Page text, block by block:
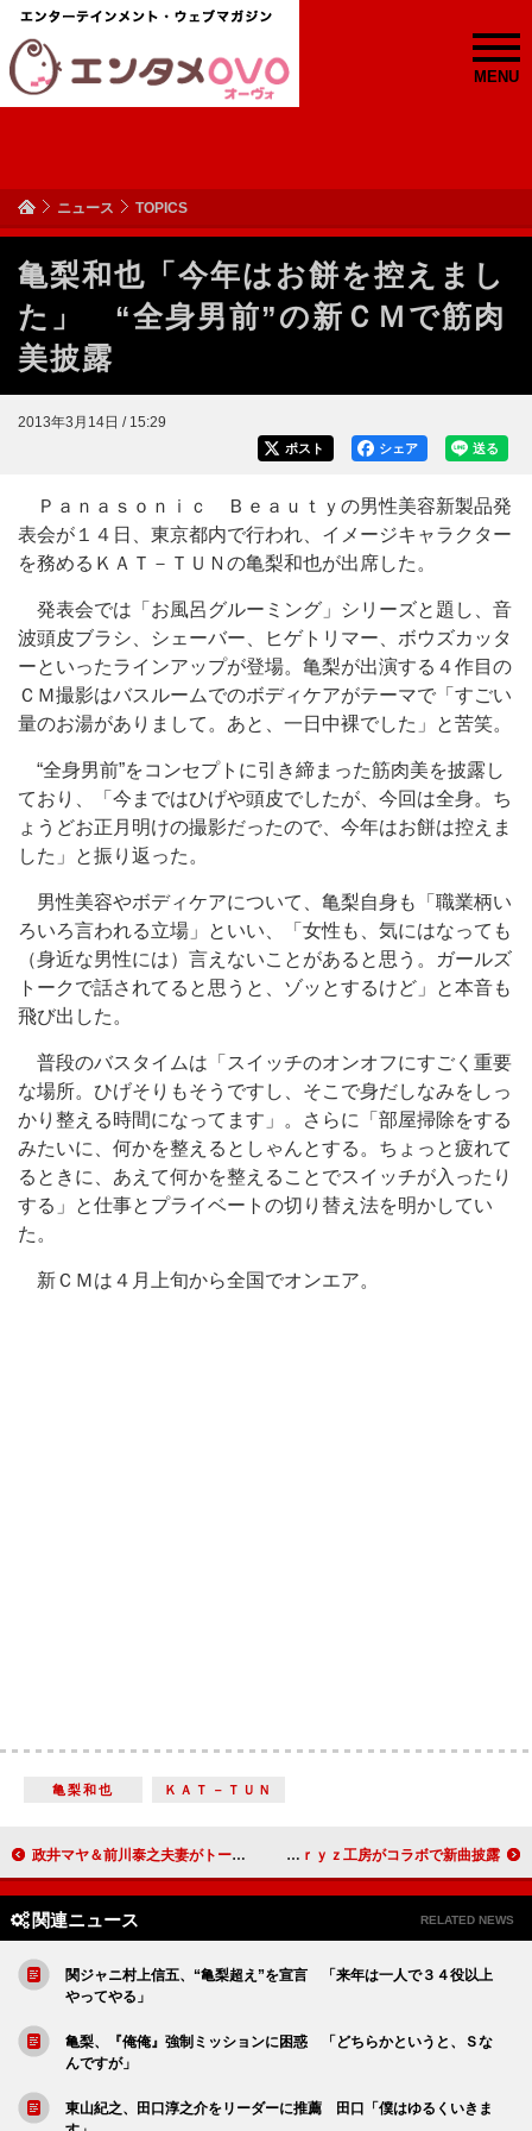
MENU
ニュース TOPICS
亀梨和也「今年はお餅を控えまし
た」 “全身男前”の新ＣＭで筋肉
美披露
2013年3月14日 / 15:29
送る
シェア
ポスト
Ｐａｎａｓｏｎｉｃ Ｂｅａｕｔｙの男性美容新製品発
表会が１４日、東京都内で行われ、イメージキャラクター
を務めるＫＡＴ－ＴＵＮの亀梨和也が出席した。
発表会では「お風呂グルーミング」シリーズと題し、音
波頭皮ブラシ、シェーバー、ヒゲトリマー、ボウズカッタ
ーといったラインアップが登場。亀梨が出演する４作目の
ＣＭ撮影はバスルームでのボディケアがテーマで「すごい
量のお湯がありまして。あと、一日中裸でした」と苦笑。
“全身男前”をコンセプトに引き締まった筋肉美を披露し
ており、「今まではひげや頭皮でしたが、今回は全身。ち
ょうどお正月明けの撮影だったので、今年はお餅は控えま
した」と振り返った。
男性美容やボディケアについて、亀梨自身も「職業柄い
ろいろ言われる立場」といい、「女性も、気にはなっても
（身近な男性には）言えないことがあると思う。ガールズ
トークで話されてると思うと、ゾッとするけど」と本音も
飛び出した。
普段のバスタイムは「スイッチのオンオフにすごく重要
な場所。ひげそりもそうですし、そこで身だしなみをしっ
かり整える時間になってます」。さらに「部屋掃除をする
みたいに、何かを整えるとしゃんとする。ちょっと疲れて
るときに、あえて何かを整えることでスイッチが入ったり
する」と仕事とプライベートの切り替え法を明かしてい
た。
新ＣＭは４月上旬から全国でオンエア。
亀梨和也 ＫＡＴ－ＴＵＮ
政井マヤ＆前川泰之夫妻がトークショー 前川、「妻はかなり抜けたところがある」 ももち、プリキュアにライバル心 Ｂｅｒｒｙｚ工房がコラボで新曲披露
関連ニュース RELATED NEWS
関ジャニ村上信五、“亀梨超え”を宣言 「来年は一人で３４役以上
やってやる」
亀梨、『俺俺』強制ミッションに困惑 「どちらかというと、Ｓな
んですが」
東山紀之、田口淳之介をリーダーに推薦 田口「僕はゆるくいきま